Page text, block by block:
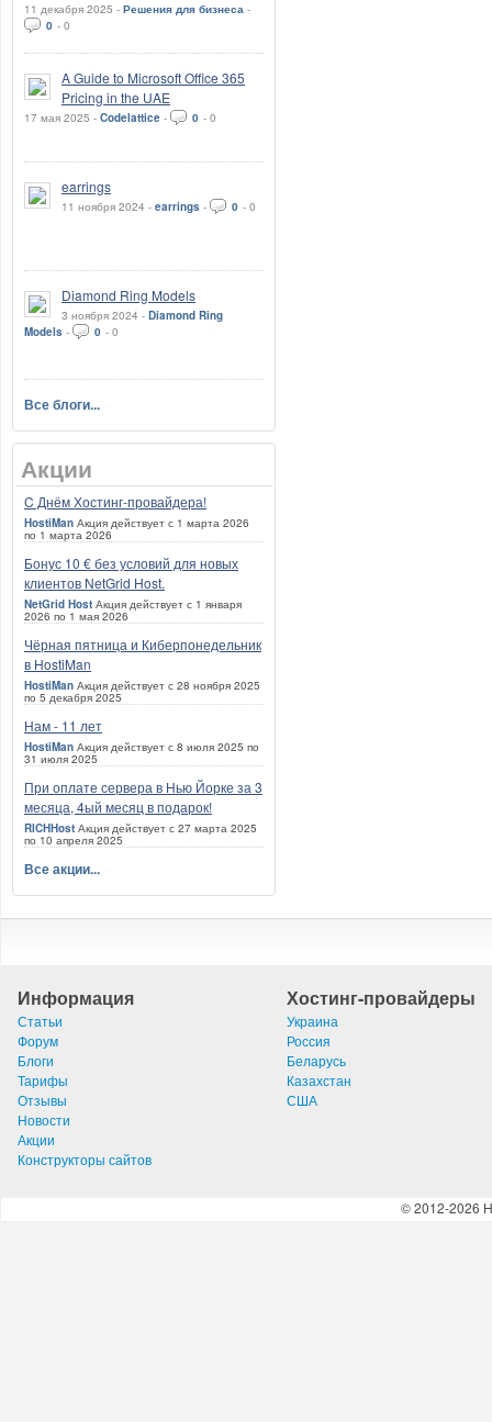
11 декабря 2025 - Решения для бизнеса -
0 - 0
A Guide to Microsoft Office 365
Pricing in the UAE
17 мая 2025 - Codelattice - 0 - 0
earrings
11 ноября 2024 - earrings - 0 - 0
Diamond Ring Models
3 ноября 2024 - Diamond Ring
Models - 0 - 0
Все блоги...
Акции
C Днём Хостинг-провайдера!
HostiMan Акция действует с 1 марта 2026
по 1 марта 2026
Бонус 10 € без условий для новых
клиентов NetGrid Host.
NetGrid Host Акция действует с 1 января
2026 по 1 мая 2026
Чёрная пятница и Киберпонедельник
в HostiMan
HostiMan Акция действует с 28 ноября 2025
по 5 декабря 2025
Нам - 11 лет
HostiMan Акция действует с 8 июля 2025 по
31 июля 2025
При оплате сервера в Нью Йорке за 3
месяца, 4ый месяц в подарок!
RICHHost Акция действует с 27 марта 2025
по 10 апреля 2025
Все акции...
Информация
Статьи
Форум
Блоги
Тарифы
Отзывы
Новости
Акции
Конструкторы сайтов
Хостинг-провайдеры
Украина
Россия
Беларусь
Казахстан
США
© 2012-2026